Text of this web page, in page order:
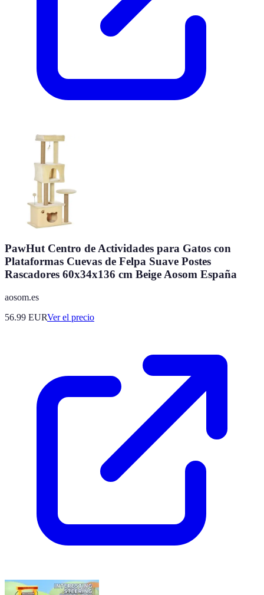
PawHut Centro de Actividades para Gatos con
Plataformas Cuevas de Felpa Suave Postes
Rascadores 60x34x136 cm Beige Aosom España
aosom.es
56.99 EURVer el precio